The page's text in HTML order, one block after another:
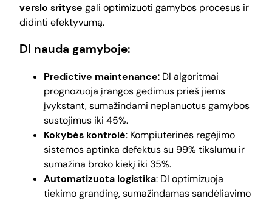
verslo srityse gali optimizuoti gamybos procesus ir
didinti efektyvumą.
DI nauda gamyboje:
Predictive maintenance: DI algoritmai
prognozuoja įrangos gedimus prieš jiems
įvykstant, sumažindami neplanuotus gamybos
sustojimus iki 45%.
Kokybės kontrolė: Kompiuterinės regėjimo
sistemos aptinka defektus su 99% tikslumu ir
sumažina broko kiekį iki 35%.
Automatizuota logistika: DI optimizuoja
tiekimo grandinę, sumažindamas sandėliavimo